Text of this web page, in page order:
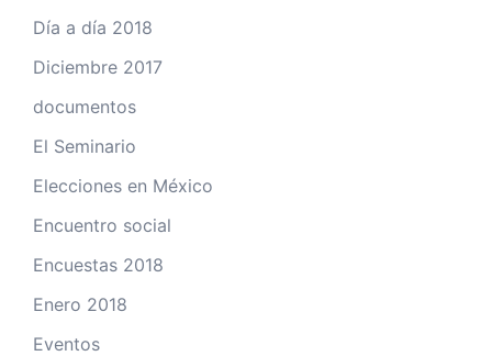
Día a día 2018
Diciembre 2017
documentos
El Seminario
Elecciones en México
Encuentro social
Encuestas 2018
Enero 2018
Eventos